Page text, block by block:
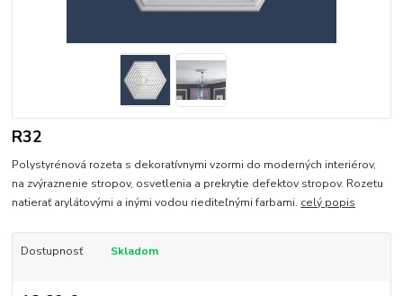
R32
Polystyrénová rozeta s dekoratívnymi vzormi do moderných interiérov,
na zvýraznenie stropov, osvetlenia a prekrytie defektov stropov. Rozetu
natierať arylátovými a inými vodou riediteľnými farbami. celý popis
Dostupnosť Skladom